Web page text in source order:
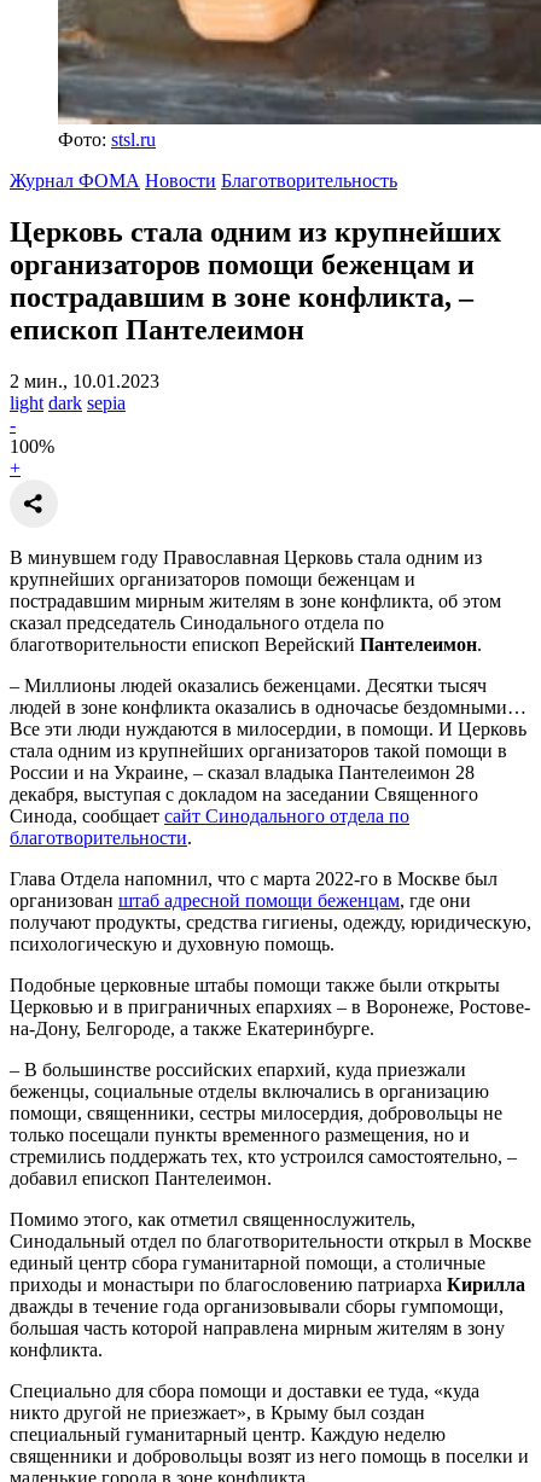
Фото: stsl.ru
Журнал ФОМА Новости Благотворительность
Церковь стала одним из крупнейших
организаторов помощи беженцам и
пострадавшим в зоне конфликта, –
епископ Пантелеимон
2 мин., 10.01.2023
light dark sepia
-
100%
+
В минувшем году Православная Церковь стала одним из
крупнейших организаторов помощи беженцам и
пострадавшим мирным жителям в зоне конфликта, об этом
сказал председатель Синодального отдела по
благотворительности епископ Верейский Пантелеимон.
– Миллионы людей оказались беженцами. Десятки тысяч
людей в зоне конфликта оказались в одночасье бездомными…
Все эти люди нуждаются в милосердии, в помощи. И Церковь
стала одним из крупнейших организаторов такой помощи в
России и на Украине, – сказал владыка Пантелеимон 28
декабря, выступая с докладом на заседании Священного
Синода, сообщает сайт Синодального отдела по
благотворительности.
Глава Отдела напомнил, что с марта 2022-го в Москве был
организован штаб адресной помощи беженцам, где они
получают продукты, средства гигиены, одежду, юридическую,
психологическую и духовную помощь.
Подобные церковные штабы помощи также были открыты
Церковью и в приграничных епархиях – в Воронеже, Ростове-
на-Дону, Белгороде, а также Екатеринбурге.
– В большинстве российских епархий, куда приезжали
беженцы, социальные отделы включались в организацию
помощи, священники, сестры милосердия, добровольцы не
только посещали пункты временного размещения, но и
стремились поддержать тех, кто устроился самостоятельно, –
добавил епископ Пантелеимон.
Помимо этого, как отметил священнослужитель,
Синодальный отдел по благотворительности открыл в Москве
единый центр сбора гуманитарной помощи, а столичные
приходы и монастыри по благословению патриарха Кирилла
дважды в течение года организовывали сборы гумпомощи,
большая часть которой направлена мирным жителям в зону
конфликта.
Специально для сбора помощи и доставки ее туда, «куда
никто другой не приезжает», в Крыму был создан
специальный гуманитарный центр. Каждую неделю
священники и добровольцы возят из него помощь в поселки и
маленькие города в зоне конфликта.